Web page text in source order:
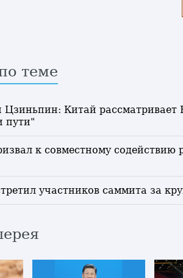
теме
Китай рассматривает
пути"
к совместному
участников саммита за